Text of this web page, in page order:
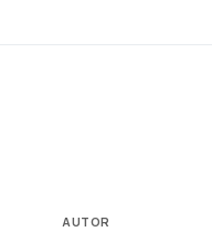
AUTOR